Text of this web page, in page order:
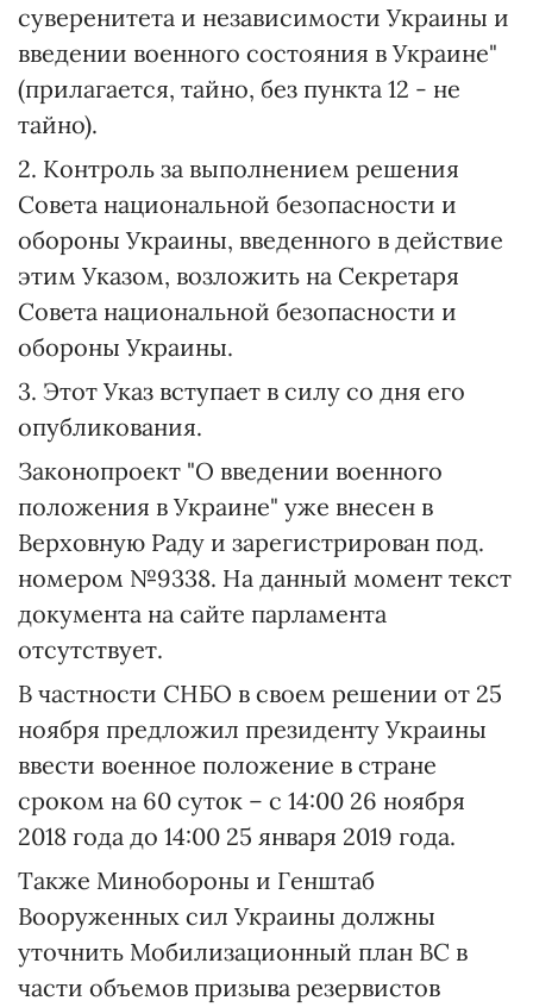
суверенитета и независимости Украины и
введении военного состояния в Украине"
(прилагается, тайно, без пункта 12 - не
тайно).
2. Контроль за выполнением решения
Совета национальной безопасности и
обороны Украины, введенного в действие
этим Указом, возложить на Секретаря
Совета национальной безопасности и
обороны Украины.
3. Этот Указ вступает в силу со дня его
опубликования.
Законопроект "О введении военного
положения в Украине" уже внесен в
Верховную Раду и зарегистрирован под.
номером №9338. На данный момент текст
документа на сайте парламента
отсутствует.
В частности СНБО в своем решении от 25
ноября предложил президенту Украины
ввести военное положение в стране
сроком на 60 суток – с 14:00 26 ноября
2018 года до 14:00 25 января 2019 года.
Также Минобороны и Генштаб
Вооруженных сил Украины должны
уточнить Мобилизационный план ВС в
части объемов призыва резервистов